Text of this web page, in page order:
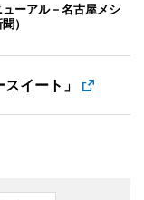
ーアル－名古屋メシ
）
イート」